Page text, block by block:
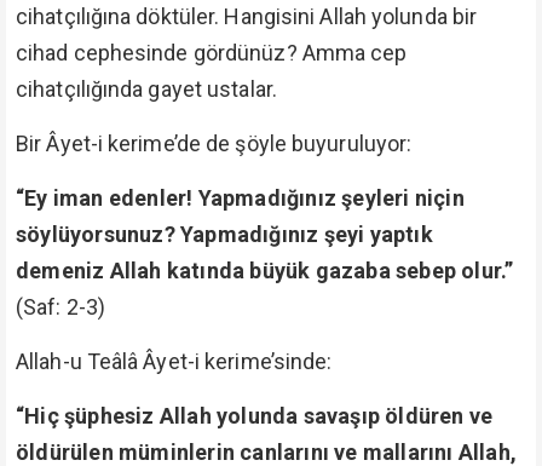
cihatçılığına döktüler. Hangisini Allah yolunda bir
cihad cephesinde gördünüz? Amma cep
cihatçılığında gayet ustalar.
Bir Âyet-i kerime’de de şöyle buyuruluyor:
“Ey iman edenler! Yapmadığınız şeyleri niçin
söylüyorsunuz? Yapmadığınız şeyi yaptık
demeniz Allah katında büyük gazaba sebep olur.”
(Saf: 2-3)
Allah-u Teâlâ Âyet-i kerime’sinde:
“Hiç şüphesiz Allah yolunda savaşıp öldüren ve
öldürülen müminlerin canlarını ve mallarını Allah,